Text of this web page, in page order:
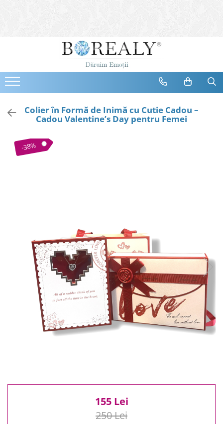
Bijuterii
Cercei
Bratari
Coliere
Tiare
Cele mai noi
Cele mai vandute
Cele mai votate
Cu video
0 Lei - 100 Lei
100 Lei - 200 Lei
200 Lei - 300 Lei
Colier în Formă de Inimă cu Cutie Cadou –
Cadou Valentine’s Day pentru Femei
-38%
155 Lei
250 Lei